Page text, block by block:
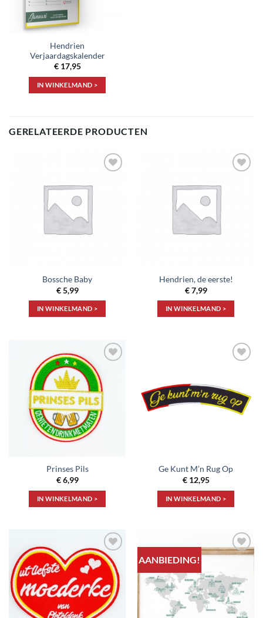
Hendrien
Verjaardagskalender
€17,95
IN WINKELMAND >
GERELATEERDE PRODUCTEN
Bossche Baby
€5,99
IN WINKELMAND >
Hendrien, de eerste!
€7,99
IN WINKELMAND >
Toevoegen
aan
verlanglijst
Prinses Pils
€6,99
IN WINKELMAND >
verlanglijst
Ge Kunt M’n Rug Op
€12,95
IN WINKELMAND >
Toevoegen
aan
verlanglijst
AANBIEDING!
verlanglijst